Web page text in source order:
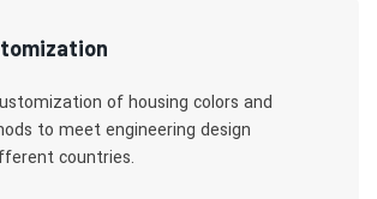
of housing colors and
to meet engineering design
countries.